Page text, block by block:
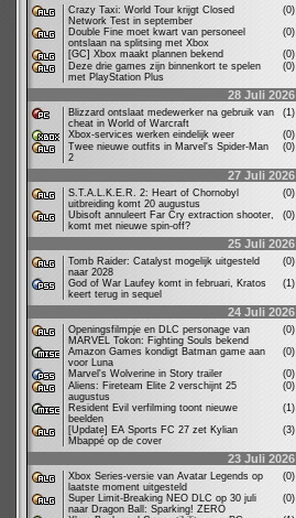
Crazy Taxi: World Tour krijgt Closed
Network Test in september
(0)
Double Fine moet kwart van personeel
ontslaan na splitsing met Xbox
(0)
[GC] Xbox maakt plannen bekend
(0)
Deze drie games zijn binnenkort te spelen
met PlayStation Plus
(0)
28 Juli 2026
Blizzard ontslaat medewerker na gebruik van
cheat in World of Warcraft
(1)
Xbox-services werken eindelijk weer
(0)
Twee nieuwe outfits in Marvel's Spider-Man
2
(0)
27 Juli 2026
S.T.A.L.K.E.R. 2: Heart of Chornobyl
uitbreiding komt 20 augustus
(0)
Ubisoft annuleert Far Cry extraction shooter,
komt met nieuwe spin-off?
(0)
25 Juli 2026
Tomb Raider: Catalyst mogelijk uitgesteld
naar 2028
(0)
God of War Laufey komt in februari, Kratos
keert terug in sequel
(1)
24 Juli 2026
Openingsfilmpje en DLC personage van
MARVEL Tokon: Fighting Souls bekend
(0)
Amazon Games kondigt Batman game aan
voor Luna
(0)
Marvel's Wolverine in Story trailer
(0)
Aliens: Fireteam Elite 2 verschijnt 25
augustus
(0)
Resident Evil verfilming toont nieuwe
beelden
(1)
[Update] EA Sports FC 27 zet Kylian
Mbappé op de cover
(3)
23 Juli 2026
Xbox Series-versie van Avatar Legends op
laatste moment uitgesteld
(0)
Super Limit-Breaking NEO DLC op 30 juli
naar Dragon Ball: Sparking! ZERO
(0)